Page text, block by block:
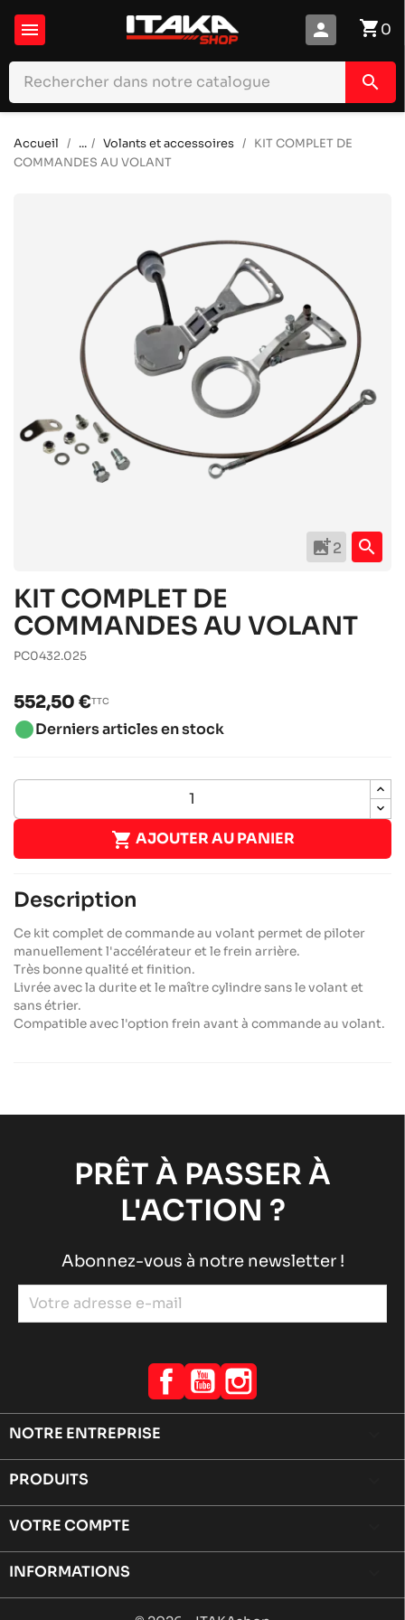
 shopping_cart0
person
search
Accueil ... Volants et accessoires
KIT COMPLET DE
COMMANDES AU VOLANT
add_photo_alternate2 search
KIT COMPLET DE
COMMANDES AU VOLANT
PC0432.025
552,50 €TTC
brightness_1Derniers articles en stock
 AJOUTER AU PANIER
Description
Ce kit complet de commande au volant permet de piloter
manuellement l'accélérateur et le frein arrière.
Très bonne qualité et finition.
Livrée avec la durite et le maître cylindre sans le volant et
sans étrier.
Compatible avec l'option frein avant à commande au volant.
PRÊT À PASSER À
L'ACTION ?
Abonnez-vous à notre newsletter !
Facebook
YouTube
NOTRE ENTREPRISE
PRODUITS
VOTRE COMPTE
INFORMATIONS